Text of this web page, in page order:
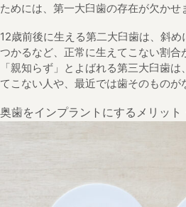
ためには、第一大臼歯の存在が欠かせ
12歳前後に生える第二大臼歯は、斜
つかるなど、正常に生えてこない割合
「親知らず」とよばれる第三大臼歯
てこない人や、最近では歯そのものが
奥歯をインプラントにするメリット